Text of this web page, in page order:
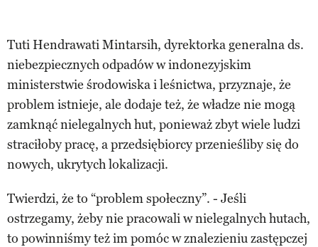
Tuti Hendrawati Mintarsih, dyrektorka generalna ds.
niebezpiecznych odpadów w indonezyjskim
ministerstwie środowiska i leśnictwa, przyznaje, że
problem istnieje, ale dodaje też, że władze nie mogą
zamknąć nielegalnych hut, ponieważ zbyt wiele ludzi
straciłoby pracę, a przedsiębiorcy przenieśliby się do
nowych, ukrytych lokalizacji.
Twierdzi, że to “problem społeczny”. - Jeśli
ostrzegamy, żeby nie pracowali w nielegalnych hutach,
to powinniśmy też im pomóc w znalezieniu zastępczej